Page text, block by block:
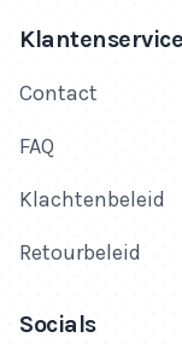
Klantenservice
Contact
FAQ
Klachtenbeleid
Retourbeleid
Socials